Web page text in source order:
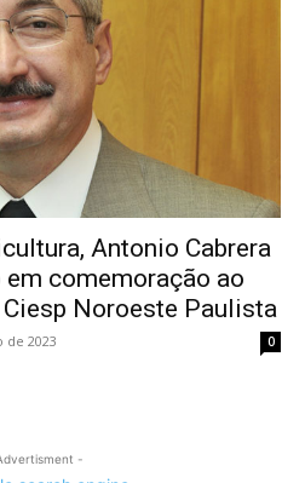
Antonio Cabrera
comemoração ao
Noroeste Paulista
de 2023 0
-